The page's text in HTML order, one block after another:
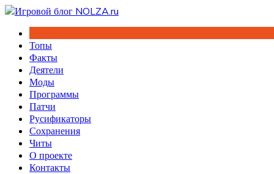
Перейти
содержимому
Топы
Факты
Деятели
Моды
Программы
Патчи
Русификаторы
Сохранения
Читы
О проекте
Контакты